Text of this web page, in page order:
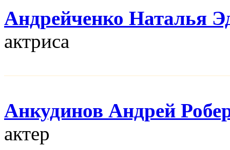
Андрейченко Наталья
актриса
Анкудинов Андрей
актер